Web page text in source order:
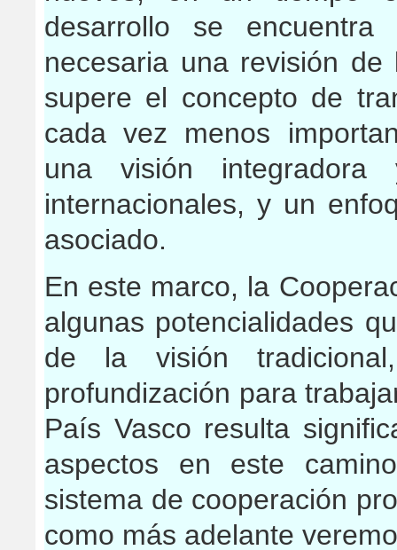
desarrollo se encuentra
necesaria una revisión
supere el concepto de
cada vez menos
una visión
internacionales, y un
asociado.
En este marco, la
algunas potencialidades
de la visión
profundización para
País Vasco resulta
aspectos en este
sistema de cooperación
como más adelante